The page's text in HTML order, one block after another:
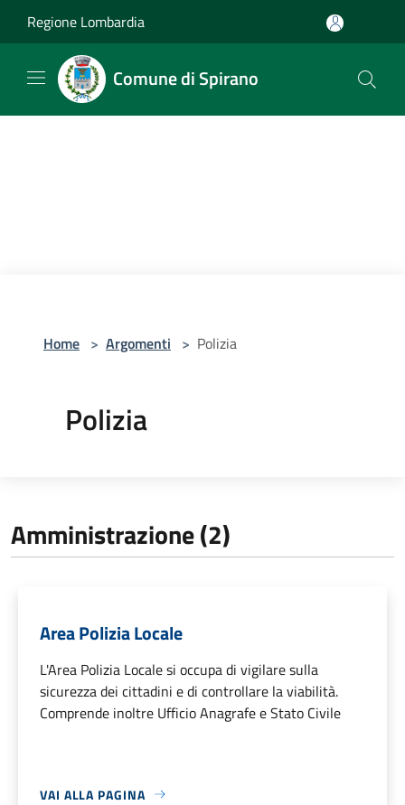
Regione Lombardia
Comune di Spirano
Home > Argomenti > Polizia
Polizia
Amministrazione (2)
Area Polizia Locale
L'Area Polizia Locale si occupa di vigilare sulla
sicurezza dei cittadini e di controllare la viabilità.
Comprende inoltre Ufficio Anagrafe e Stato Civile
VAI ALLA PAGINA